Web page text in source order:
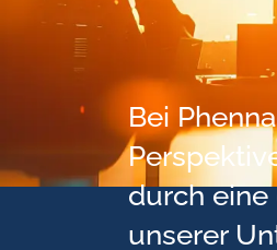
Bei
durch eine
unserer